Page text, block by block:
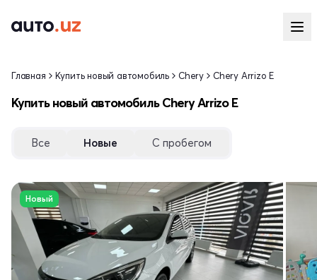
Главная Купить новый автомобиль Chery Chery Arrizo E
Купить новый автомобиль Chery Arrizo E
Все Новые С пробегом
Новый